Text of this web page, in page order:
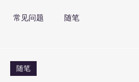
常见问题 随笔
随笔